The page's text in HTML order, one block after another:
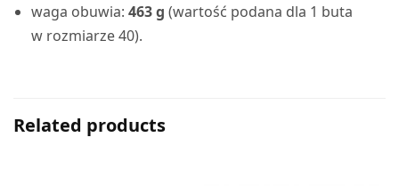
waga obuwia: 463 g (wartość podana dla 1 buta
w rozmiarze 40).
Related products